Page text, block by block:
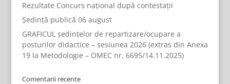
Rezultate Concurs național după contestații
Ședință publică 06 august
GRAFICUL ședințelor de repartizare/ocupare a
posturilor didactice – sesiunea 2026 (extras din Anexa
19 la Metodologie – OMEC nr. 6695/14.11.2025)
Comentarii recente